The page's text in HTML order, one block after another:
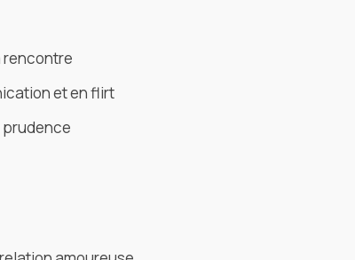
rencontre
et en flirt